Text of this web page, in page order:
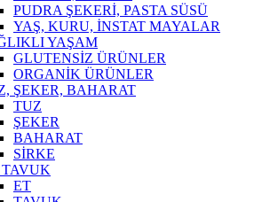
PUDRA ŞEKERİ, PASTA SÜSÜ
YAŞ, KURU, İNSTAT MAYALAR
YAŞAM
GLUTENSİZ ÜRÜNLER
ORGANİK ÜRÜNLER
ŞEKER, BAHARAT
TUZ
ŞEKER
BAHARAT
SİRKE
TAVUK
ET